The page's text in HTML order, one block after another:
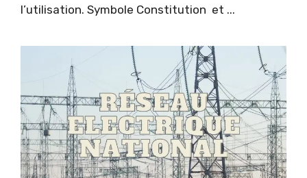
l’utilisation. Symbole Constitution et ...